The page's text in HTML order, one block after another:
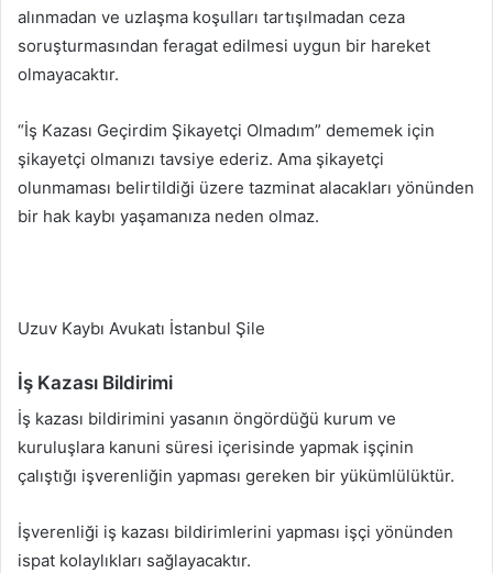
alınmadan ve uzlaşma koşulları tartışılmadan ceza
soruşturmasından feragat edilmesi uygun bir hareket
olmayacaktır.
“İş Kazası Geçirdim Şikayetçi Olmadım” dememek için
şikayetçi olmanızı tavsiye ederiz. Ama şikayetçi
olunmaması belirtildiği üzere tazminat alacakları yönünden
bir hak kaybı yaşamanıza neden olmaz.
Uzuv Kaybı Avukatı İstanbul Şile
İş Kazası Bildirimi
İş kazası bildirimini yasanın öngördüğü kurum ve
kuruluşlara kanuni süresi içerisinde yapmak işçinin
çalıştığı işverenliğin yapması gereken bir yükümlülüktür.
İşverenliği iş kazası bildirimlerini yapması işçi yönünden
ispat kolaylıkları sağlayacaktır.